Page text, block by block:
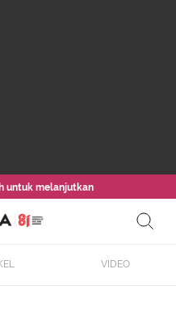
untuk melanjutkan
VIDEO